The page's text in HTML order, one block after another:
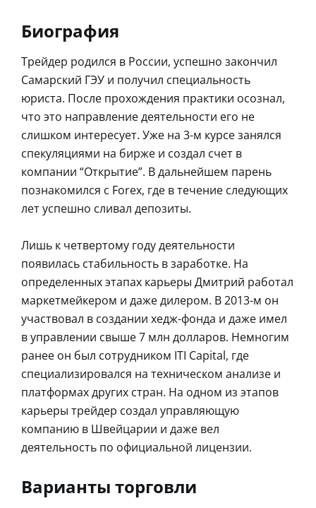
Биография
Трейдер родился в России, успешно закончил
Самарский ГЭУ и получил специальность
юриста. После прохождения практики осознал,
что это направление деятельности его не
слишком интересует. Уже на 3-м курсе занялся
спекуляциями на бирже и создал счет в
компании “Открытие”. В дальнейшем парень
познакомился с Forex, где в течение следующих
лет успешно сливал депозиты.
Лишь к четвертому году деятельности
появилась стабильность в заработке. На
определенных этапах карьеры Дмитрий работал
маркетмейкером и даже дилером. В 2013-м он
участвовал в создании хедж-фонда и даже имел
в управлении свыше 7 млн долларов. Немногим
ранее он был сотрудником ITI Capital, где
специализировался на техническом анализе и
платформах других стран. На одном из этапов
карьеры трейдер создал управляющую
компанию в Швейцарии и даже вел
деятельность по официальной лицензии.
Варианты торговли